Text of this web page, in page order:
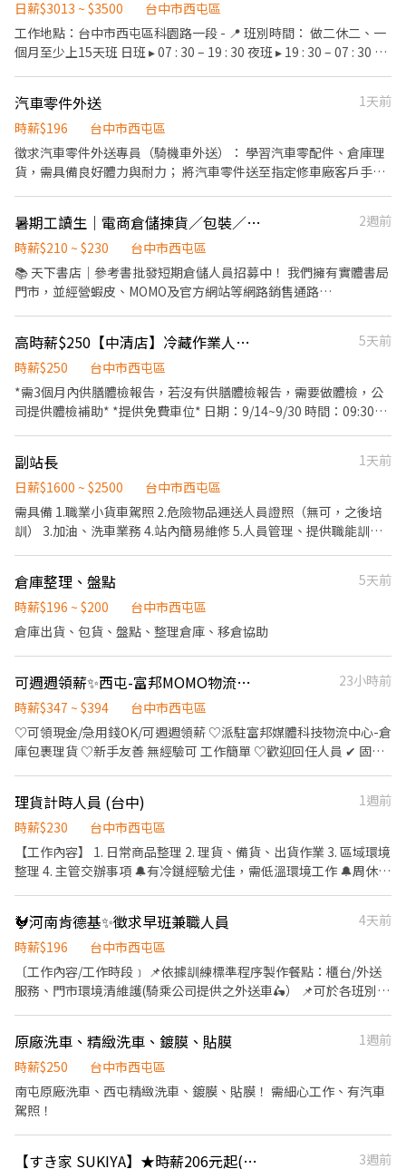
法另計 🦺另外核薪方式 薪資內含「每月」績效考核獎金- 優等：
100分以上發放→120%獎金 甲等：91~100 分 發放→100%獎金 乙
等：81~90 分 發放→80%獎金 丙等：80 分以下或當月有重大缺
區冷氣24小時運轉！ ✨員工餐廳、茶飲店及便利商店，可以電子支
付，上班生活更便捷 ✨用餐補助 : 早/午/晚餐50、點心40，餐點一次
護室：專業護士和醫師駐廠 ✨認真努力肯做肯工作錢錢就會穩穩進
你戶頭 ☺️線 上 面 試 免 出 門 ☺️ 應徵方式 ╰┈➤ 聯絡╰┈➤
Shan珊 1.填寫線上履歷：https://tsaipei33.pse.is/resumeforMfg
2.點擊加入：https://lin.ee/pQ85S4w（ID：@826ajkpx） 加入後
★JOB PAYS YOU«╝
日薪$3013 ~ $3500
台中市西屯區
工作地點：台中市西屯區科園路一段 - 📍 班別時間： 做二休二、一
個月至少上15天班 日班 ▸ 07 : 30 – 19 : 30 夜班 ▸ 19 : 30 – 07 : 30 -
夜班 ▸ 36,500 ~ 40,200 2️⃣ 堆高機手 日班 ▸ 32,000 ~ 40,700 夜班 ▸
36,500 ~ 45,200 - 📍 亮點優勢 ✔ 表現佳者可晉升小組長、挑戰更高
薪資 ✔ 環境單純、訂單穩定、穩定長期派遣 ✔ 倉庫冷氣24小時運轉
✔ 用餐補助 : 早/午/晚餐50+點心40，餐點一次挖到飽 ✔ 廠區有便利
放100%獎金 乙等：81 ~ 90 分發放80%獎金 丙等：80 分以下或當
月有重大缺失，不予發放獎金。 - ▶ —————【應徵方式】
問 ⭐ 官方帳號 : https://lin.ee/jVYoe5J ★ 加入後請幫我留姓名 / 電
話 / 截圖職缺文 ★
汽車零件外送
1天前
時薪$196
台中市西屯區
徵求汽車零件外送專員（騎機車外送）： 學習汽車零配件、倉庫理
貨，需具備良好體力與耐力； 將汽車零件送至指定修車廠客戶手
零件點交，友善工作的團隊環境。
暑期工讀生｜電商倉儲揀貨／包裝／出貨（晚班需具汽車駕照）
2週前
時薪$210 ~ $230
台中市西屯區
📚 天下書店｜參考書批發短期倉儲人員招募中！ 我們擁有實體書局
門市，並經營蝦皮、MOMO及官方網站等網路銷售通路
存管理 ▪️商品上架、下架 ▪️倉儲整理與貨品歸位 ▪️庫存盤點協助
3️⃣ 訂單撿貨與核對 ▪️依訂單進行商品撿貨 ▪️核對商品數量及品項
4️⃣ 寄件作業 ▫️需協助開車至超商寄件 ▫️中班人員需具備駕駛能力
━━━━━━━━━━━━━━ 🙋【我們希望你具備】 ✔ 做事細心
負責 ✔ 良好的情緒管理及溝通能力 ✔ 可接受久站及長時間走動 ✔
快節奏工作環境 ━━━━━━━━━━━━━━ 📅【工作期間】
✅7月27日至9月18日 ✅需能配合完整工作期間者優先錄取
200元＋10元全勤獎金 合計：210元／時 ▶️ 中班時薪 205元＋10元
全勤獎金＋5元開車加給 合計：220元／時 📌 每週日公告下週班
表。 📌 當月排班皆配合者，可領取全勤獎金。
━━━━━━━━━━━━━━ 🎁【福利制度】 • 勞保 • 健保 •
工作以倉儲出貨作業為主，工作期間需頻繁走動、搬運及整理商
品。 商品以參考書及教材為主，每件貨重量10KG～20KG。 若您喜
歡忙碌充實的工作節奏、重視團隊合作，歡迎加入我們的行列！
━━━━━━━━━━━━━━ 📅 休假制度 🔺週六、週日及國定假
日原則上休假 🔺每年開學旺季期間（開學前後約兩週），可能依工
作需求安排假日出勤
高時薪$250【中清店】冷藏作業人員｜國定假日雙倍
5天前
時薪$250
台中市西屯區
*需3個月內供膳體檢報告，若沒有供膳體檢報告，需要做體檢，公
司提供體檢補助* *提供免費車位* 日期：9/14~9/30 時間：09:30-
方便出貨。 出貨作業: 根據訂單或出貨單，準備、包裝並裝載冷藏商
品，確保商品在運送過程中保持低溫狀態。 庫存管理: 記錄冷藏商品
的進出貨數量，定期盤點庫存，確保庫存數據準確。
副站長
1天前
日薪$1600 ~ $2500
台中市西屯區
需具備 1.職業小貨車駕照 2.危險物品運送人員證照（無可，之後培
訓） 3.加油、洗車業務 4.站內簡易維修 5.人員管理、提供職能訓練
倉庫整理、盤點
5天前
時薪$196 ~ $200
台中市西屯區
倉庫出貨、包貨、盤點、整理倉庫、移倉協助
可週週領薪✨西屯-富邦MOMO物流☛搶賺高時薪347-394元
23小時前
時薪$347 ~ $394
台中市西屯區
♡可領現金/急用錢OK/可週週領薪 ♡派駐富邦媒體科技物流中心-倉
庫包裹理貨 ♡新手友善 無經驗可 工作簡單 ♡歡迎回任人員 ✔ 固定
折扣優惠 ▶️【工作介紹】 出貨、撿貨、退貨、上架、包裝 ▶️【工作
時間/薪資待遇】 1.日班(08:00~17:00)或(09:00~18:00) 時薪
208~347元 2.午班A(13:30~22:30) 時薪220~367元 3.午班
B(15:00~24:00) 時薪226~377元 4.晚班(18:00~03:00) 時薪236~394
排休制：依照當月紅字天數排休 (員工自排4天/剩餘天數公司排) ​
▶️【上班地點】 台中市西屯區協和南巷3-5號 ✔️只要履歷書審 不用
───┐ ʟɪɴᴇ ID：@877mztwq ʟɪɴᴇ☛ https://lin.ee/zCx27rr
+ʟɪɴᴇ告知應徵：MOMO西屯理貨員
理貨計時人員 (台中)
1週前
時薪$230
台中市西屯區
【工作內容】 1. 日常商品整理 2. 理貨、備貨、出貨作業 3. 區域環境
整理 4. 主管交辦事項 🔔有冷鏈經驗尤佳，需低溫環境工作 🔔周休二
退休金、特休 @婚喪喜慶補助、節慶禮品 @定期健康檢查 @員工消
費折扣 (公司直營門市)
🐓河南肯德基✨徵求早班兼職人員
4天前
時薪$196
台中市西屯區
〔工作內容/工作時段﹞ 📌依據訓練標準程序製作餐點：櫃台/外送
服務、門市環境清維護(騎乘公司提供之外送車🛵） 📌可於各班別中
貼：每小時20元(晉升組長後） ✔️早、晚班津貼：23:00-07:00 （每
小時享有50-80元津貼） ✔️健檢：任職滿一年起，公司提供年度健
檢照顧你的健康 ✔️保險：除勞、健、勞退外，公司更為你投保團保
維護你的安全 ✔️員工用餐折扣：兼職夥伴當日任職滿4小時，即享有
🎂 你過節我共歡，重要節慶我們提供你福利禮券 好好與家人歡慶🎉
原廠洗車、精緻洗車、鍍膜、貼膜
1週前
時薪$250
台中市西屯區
南屯原廠洗車、西屯精緻洗車、鍍膜、貼膜！ 需細心工作、有汽車
駕照！
【すき家 SUKIYA】★時薪206元起(含全勤)★西屯市政誠品480店
3週前